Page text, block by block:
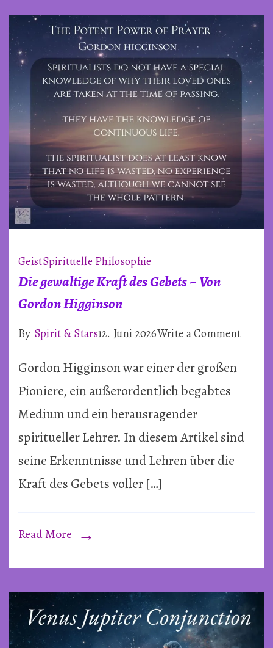
GeistSpirituelle Philosophie
Die gewaltige Kraft des Gebets ~ Von
Gordon Higginson
By Spirit & Stars12. Juni 2026Write a Commenton
~
Gordon Higginson war einer der großen
Pioniere, ein außerordentlich begabtes
Medium und ein herausragender
spiritueller Lehrer. In diesem Artikel sind
seine Erkenntnisse und Lehren über die
Kraft des Gebets voller […]
Read More